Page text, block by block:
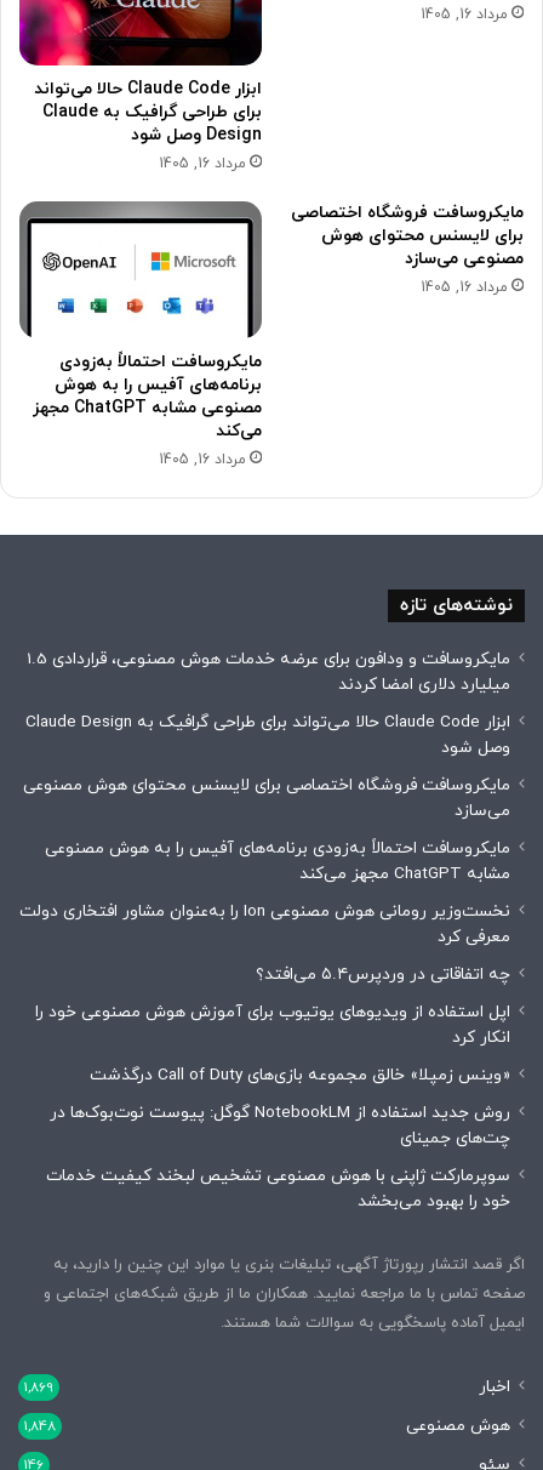
مرداد 16, 1405
ابزار Claude Code حالا می‌تواند
برای طراحی گرافیک به Claude
Design وصل شود
مرداد 16, 1405
مایکروسافت فروشگاه اختصاصی
برای لایسنس محتوای هوش
مصنوعی می‌سازد
مرداد 16, 1405
مایکروسافت احتمالاً به‌زودی
برنامه‌های آفیس را به هوش
مصنوعی مشابه ChatGPT مجهز
می‌کند
مرداد 16, 1405
نوشته‌های تازه
مایکروسافت و ودافون برای عرضه خدمات هوش مصنوعی، قراردادی 1.5
میلیارد دلاری امضا کردند
ابزار Claude Code حالا می‌تواند برای طراحی گرافیک به Claude Design
وصل شود
مایکروسافت فروشگاه اختصاصی برای لایسنس محتوای هوش مصنوعی
می‌سازد
مایکروسافت احتمالاً به‌زودی برنامه‌های آفیس را به هوش مصنوعی
مشابه ChatGPT مجهز می‌کند
نخست‌وزیر رومانی هوش مصنوعی Ion را به‌عنوان مشاور افتخاری دولت
معرفی کرد
چه اتفاقاتی در وردپرس۵.۴ می‌افتد؟
اپل استفاده از ویدیوهای یوتیوب برای آموزش هوش مصنوعی خود را
انکار کرد
«وینس زمپلا» خالق مجموعه بازی‌های Call of Duty درگذشت
روش جدید استفاده از NotebookLM گوگل: پیوست نوت‌بوک‌ها در
چت‌های جمینای
سوپرمارکت ژاپنی با هوش مصنوعی تشخیص لبخند کیفیت خدمات
خود را بهبود می‌بخشد
اگر قصد انتشار رپورتاژ آگهی، تبلیغات بنری یا موارد این چنین را دارید، به
صفحه تماس با ما مراجعه نمایید. همکاران ما از طریق شبکه‌های اجتماعی و
ایمیل آماده پاسخگویی به سوالات شما هستند.
اخبار 1,869
هوش مصنوعی 1,848
سئو 146